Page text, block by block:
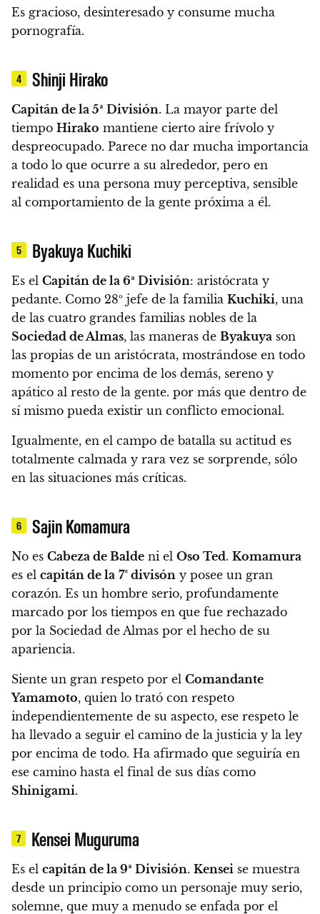
Es gracioso, desinteresado y consume mucha
pornografía.
4 Shinji Hirako
Capitán de la 5ª División. La mayor parte del
tiempo Hirako mantiene cierto aire frívolo y
despreocupado. Parece no dar mucha importancia
a todo lo que ocurre a su alrededor, pero en
realidad es una persona muy perceptiva, sensible
al comportamiento de la gente próxima a él.
5 Byakuya Kuchiki
Es el Capitán de la 6ª División: aristócrata y
pedante. Como 28º jefe de la familia Kuchiki, una
de las cuatro grandes familias nobles de la
Sociedad de Almas, las maneras de Byakuya son
las propias de un aristócrata, mostrándose en todo
momento por encima de los demás, sereno y
apático al resto de la gente. por más que dentro de
sí mismo pueda existir un conflicto emocional.
Igualmente, en el campo de batalla su actitud es
totalmente calmada y rara vez se sorprende, sólo
en las situaciones más críticas.
6 Sajin Komamura
No es Cabeza de Balde ni el Oso Ted. Komamura
es el capitán de la 7° divisón y posee un gran
corazón. Es un hombre serio, profundamente
marcado por los tiempos en que fue rechazado
por la Sociedad de Almas por el hecho de su
apariencia.
Siente un gran respeto por el Comandante
Yamamoto, quien lo trató con respeto
independientemente de su aspecto, ese respeto le
ha llevado a seguir el camino de la justicia y la ley
por encima de todo. Ha afirmado que seguiría en
ese camino hasta el final de sus días como
Shinigami.
7 Kensei Muguruma
Es el capitán de la 9ª División. Kensei se muestra
desde un principio como un personaje muy serio,
solemne, que muy a menudo se enfada por el